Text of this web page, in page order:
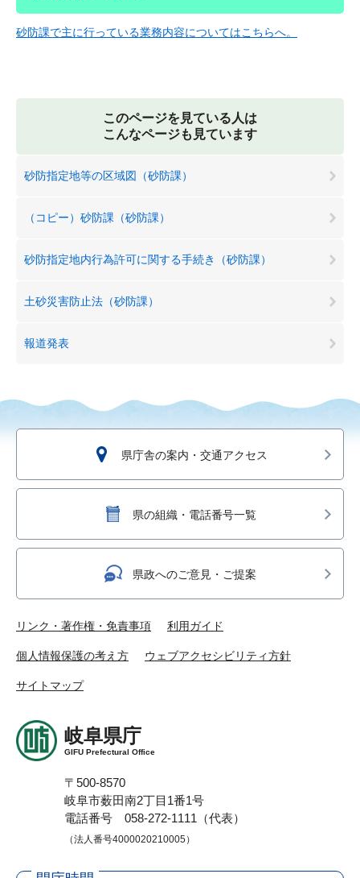
砂防課で主に行っている業務内容についてはこちらへ。
このページを見ている人は
こんなページも見ています
砂防指定地等の区域図（砂防課）
（コピー）砂防課（砂防課）
砂防指定地内行為許可に関する手続き（砂防課）
土砂災害防止法（砂防課）
報道発表
県庁舎の案内・交通アクセス
県の組織・電話番号一覧
県政へのご意見・ご提案
リンク・著作権・免責事項 利用ガイド
個人情報保護の考え方 ウェブアクセシビリティ方針
サイトマップ
岐阜県庁
GIFU Prefectural Office
〒500-8570
岐阜市薮田南2丁目1番1号
電話番号 058-272-1111（代表）
（法人番号4000020210005）